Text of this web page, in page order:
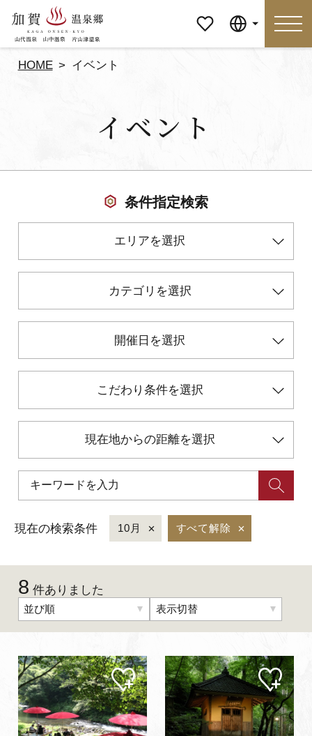
ージ
マイページ
初めての加賀温泉郷
加賀に泊まって！北陸巡り♪
ご当地グルメ
加賀 旅先納税
お知らせ
動画を見る
パンフレットダウンロード
写真ダウンロード
プライバシーポリシー
HOME イベント
イベント
条件指定検索
エリアを選択
カテゴリを選択
開催日を選択
こだわり条件を選択
現在地からの距離を選択
現在の検索条件 10月 すべて解除
8 件ありました
並び順 表示切替
マイ
ペー
ジに
追加
マイ
ペー
ジに
追加